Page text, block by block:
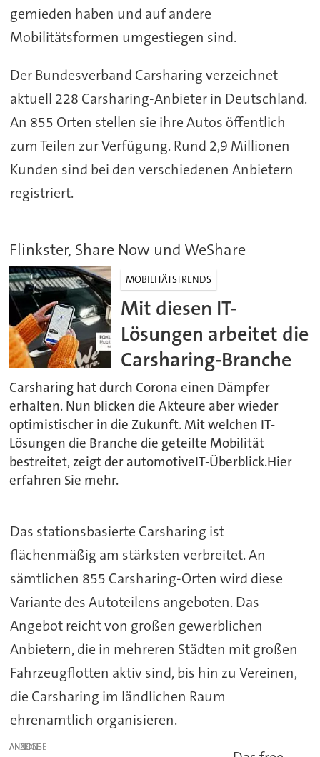
gemieden haben und auf andere
Mobilitätsformen umgestiegen sind.
Der Bundesverband Carsharing verzeichnet
aktuell 228 Carsharing-Anbieter in Deutschland.
An 855 Orten stellen sie ihre Autos öffentlich
zum Teilen zur Verfügung. Rund 2,9 Millionen
Kunden sind bei den verschiedenen Anbietern
registriert.
Flinkster, Share Now und WeShare
MOBILITÄTSTRENDS
Mit diesen IT-
Lösungen arbeitet die
Carsharing-Branche
Carsharing hat durch Corona einen Dämpfer
erhalten. Nun blicken die Akteure aber wieder
optimistischer in die Zukunft. Mit welchen IT-
Lösungen die Branche die geteilte Mobilität
bestreitet, zeigt der automotiveIT-Überblick.Hier
erfahren Sie mehr.
Das stationsbasierte Carsharing ist
flächenmäßig am stärksten verbreitet. An
sämtlichen 855 Carsharing-Orten wird diese
Variante des Autoteilens angeboten. Das
Angebot reicht von großen gewerblichen
Anbietern, die in mehreren Städten mit großen
Fahrzeugflotten aktiv sind, bis hin zu Vereinen,
die Carsharing im ländlichen Raum
ehrenamtlich organisieren.
ANZEIGE